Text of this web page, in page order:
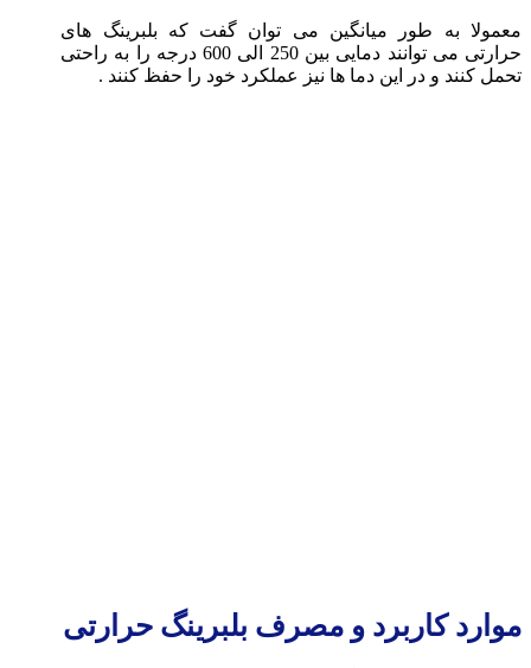
معمولا به طور میانگین می توان گفت که بلبرینگ های
حرارتی می توانند دمایی بین 250 الی 600 درجه را به راحتی
تحمل کنند و در این دما ها نیز عملکرد خود را حفظ کنند .
موارد کاربرد و مصرف بلبرینگ حرارتی